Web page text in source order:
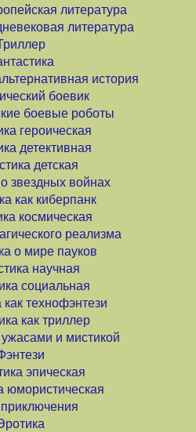
литература
литература
история
боевик
боевые роботы
героическая
детективная
детская
звездных войнах
как киберпанк
космическая
реализма
о мире пауков
научная
социальная
как технофэнтези
как триллер
и мистикой
эпическая
юмористическая